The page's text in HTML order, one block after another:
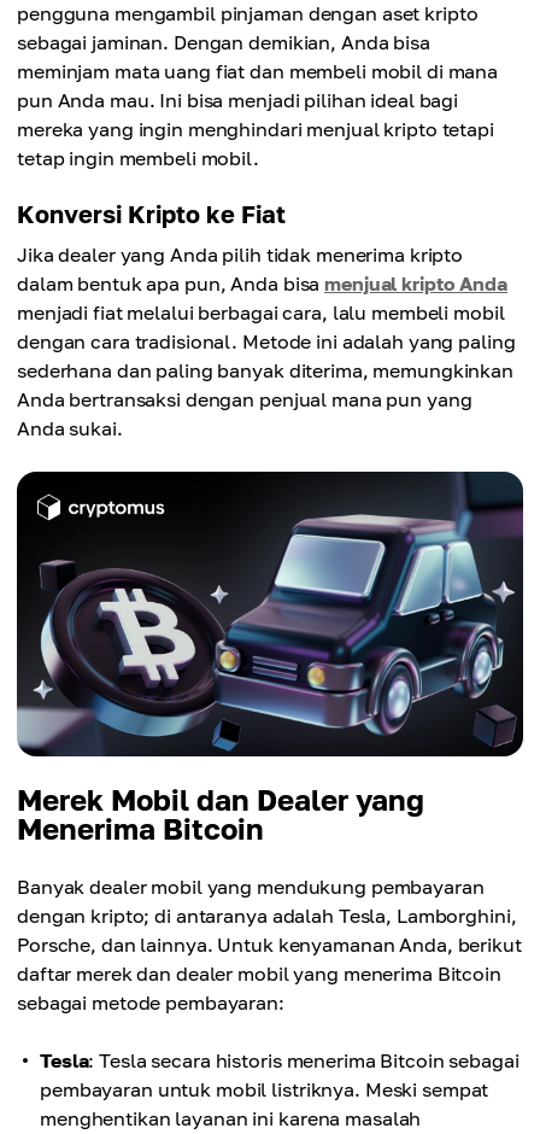
pengguna mengambil pinjaman dengan aset kripto
sebagai jaminan. Dengan demikian, Anda bisa
meminjam mata uang fiat dan membeli mobil di mana
pun Anda mau. Ini bisa menjadi pilihan ideal bagi
mereka yang ingin menghindari menjual kripto tetapi
tetap ingin membeli mobil.
Konversi Kripto ke Fiat
Jika dealer yang Anda pilih tidak menerima kripto
dalam bentuk apa pun, Anda bisamenjual kripto Anda
menjadi fiat melalui berbagai cara, lalu membeli mobil
dengan cara tradisional. Metode ini adalah yang paling
sederhana dan paling banyak diterima, memungkinkan
Anda bertransaksi dengan penjual mana pun yang
Anda sukai.
Merek Mobil dan Dealer yang
Menerima Bitcoin
Banyak dealer mobil yang mendukung pembayaran
dengan kripto; di antaranya adalah Tesla, Lamborghini,
Porsche, dan lainnya. Untuk kenyamanan Anda, berikut
daftar merek dan dealer mobil yang menerima Bitcoin
sebagai metode pembayaran:
Tesla: Tesla secara historis menerima Bitcoin sebagai
pembayaran untuk mobil listriknya. Meski sempat
menghentikan layanan ini karena masalah